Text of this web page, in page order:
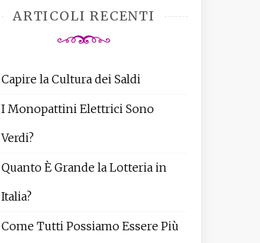
ARTICOLI RECENTI
Capire la Cultura dei Saldi
I Monopattini Elettrici Sono
Verdi?
Quanto È Grande la Lotteria in
Italia?
Come Tutti Possiamo Essere Più